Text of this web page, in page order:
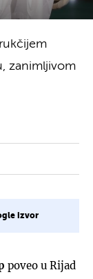
zanimljivom
izvor
poveo u Rijad